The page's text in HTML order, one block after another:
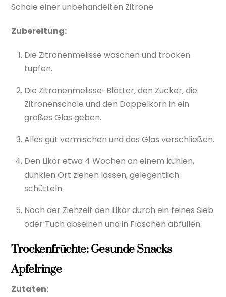
Schale einer unbehandelten Zitrone
Zubereitung:
Die Zitronenmelisse waschen und trocken
tupfen.
Die Zitronenmelisse-Blätter, den Zucker, die
Zitronenschale und den Doppelkorn in ein
großes Glas geben.
Alles gut vermischen und das Glas verschließen.
Den Likör etwa 4 Wochen an einem kühlen,
dunklen Ort ziehen lassen, gelegentlich
schütteln.
Nach der Ziehzeit den Likör durch ein feines Sieb
oder Tuch abseihen und in Flaschen abfüllen.
Trockenfrüchte: Gesunde Snacks
Apfelringe
Zutaten: